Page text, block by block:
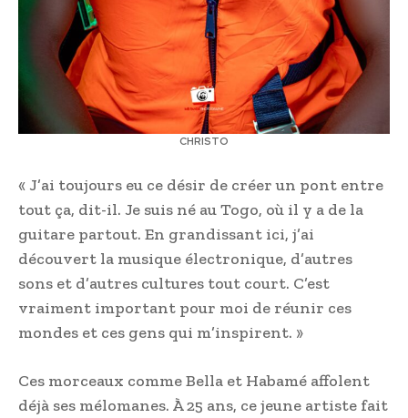
CHRISTO
« J’ai toujours eu ce désir de créer un pont entre
tout ça, dit-il. Je suis né au Togo, où il y a de la
guitare partout. En grandissant ici, j’ai
découvert la musique électronique, d’autres
sons et d’autres cultures tout court. C’est
vraiment important pour moi de réunir ces
mondes et ces gens qui m’inspirent. »
Ces morceaux comme Bella et Habamé affolent
déjà ses mélomanes. À 25 ans, ce jeune artiste fait